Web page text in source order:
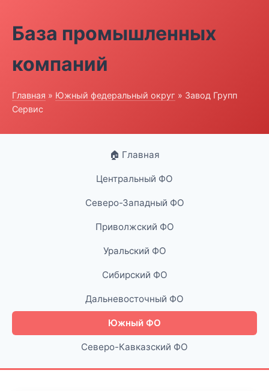
База промышленных
компаний
Главная » Южный федеральный округ » Завод Групп
Сервис
🏠 Главная
Центральный ФО
Северо-Западный ФО
Приволжский ФО
Уральский ФО
Сибирский ФО
Дальневосточный ФО
Южный ФО
Северо-Кавказский ФО